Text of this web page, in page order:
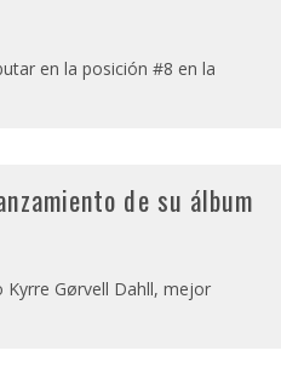
en la posición #8 en la
de su álbum
Gørvell Dahll, mejor